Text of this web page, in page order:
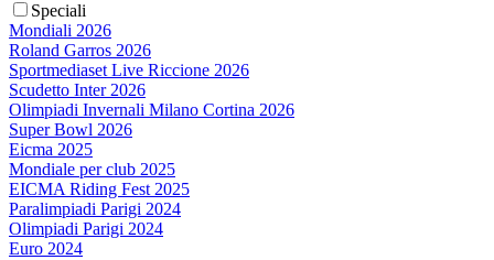
Speciali
Mondiali 2026
Roland Garros 2026
Sportmediaset Live Riccione 2026
Scudetto Inter 2026
Olimpiadi Invernali Milano Cortina 2026
Super Bowl 2026
Eicma 2025
Mondiale per club 2025
EICMA Riding Fest 2025
Paralimpiadi Parigi 2024
Olimpiadi Parigi 2024
Euro 2024